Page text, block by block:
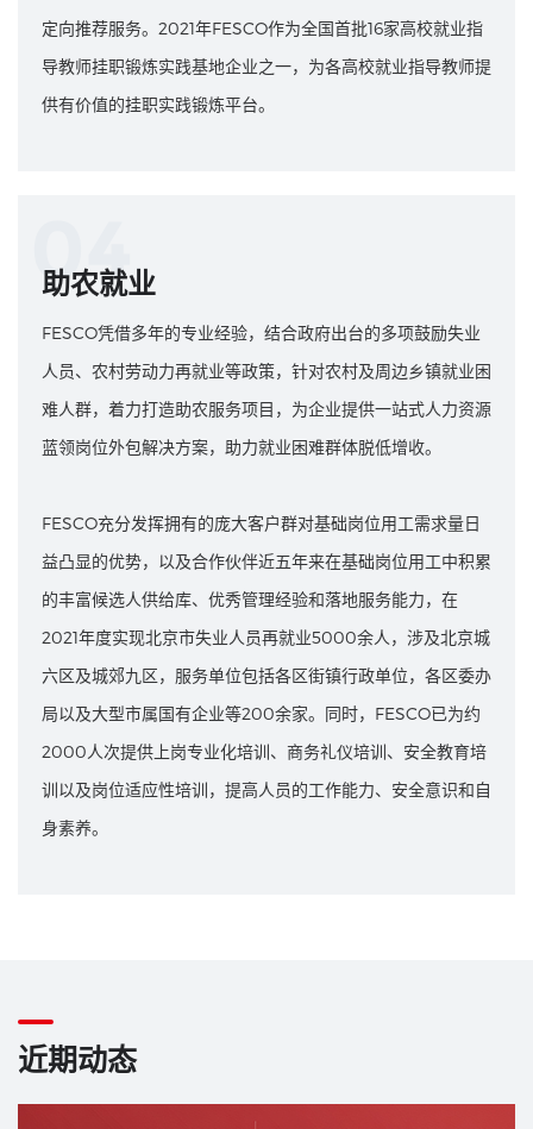
定向推荐服务。2021年FESCO作为全国首批16家高校就业指
导教师挂职锻炼实践基地企业之一，为各高校就业指导教师提
供有价值的挂职实践锻炼平台。
04
助农就业
FESCO凭借多年的专业经验，结合政府出台的多项鼓励失业
人员、农村劳动力再就业等政策，针对农村及周边乡镇就业困
难人群，着力打造助农服务项目，为企业提供一站式人力资源
蓝领岗位外包解决方案，助力就业困难群体脱低增收。
FESCO充分发挥拥有的庞大客户群对基础岗位用工需求量日
益凸显的优势，以及合作伙伴近五年来在基础岗位用工中积累
的丰富候选人供给库、优秀管理经验和落地服务能力，在
2021年度实现北京市失业人员再就业5000余人，涉及北京城
六区及城郊九区，服务单位包括各区街镇行政单位，各区委办
局以及大型市属国有企业等200余家。同时，FESCO已为约
2000人次提供上岗专业化培训、商务礼仪培训、安全教育培
训以及岗位适应性培训，提高人员的工作能力、安全意识和自
身素养。
近期动态